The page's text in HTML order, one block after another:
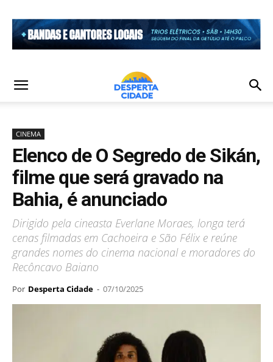
CINEMA
Elenco de O Segredo de Sikán,
filme que será gravado na
Bahia, é anunciado
Dirigido pela cineasta Everlane Moraes, longa terá
cenas filmadas em Cachoeira e São Félix e reúne
grandes nomes do cinema nacional e moradores do
Recôncavo Baiano
Por Desperta Cidade - 07/10/2025